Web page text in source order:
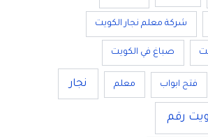
شركة معلم نجار الكويت
صباغ في الكويت
فتح ابواب معلم نجار
رقم